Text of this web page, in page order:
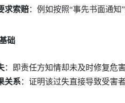
求索赔：例如按照“事先书面通知
础
：即责任方知情却未及时修复危害
关系：证明该过失直接导致受害者